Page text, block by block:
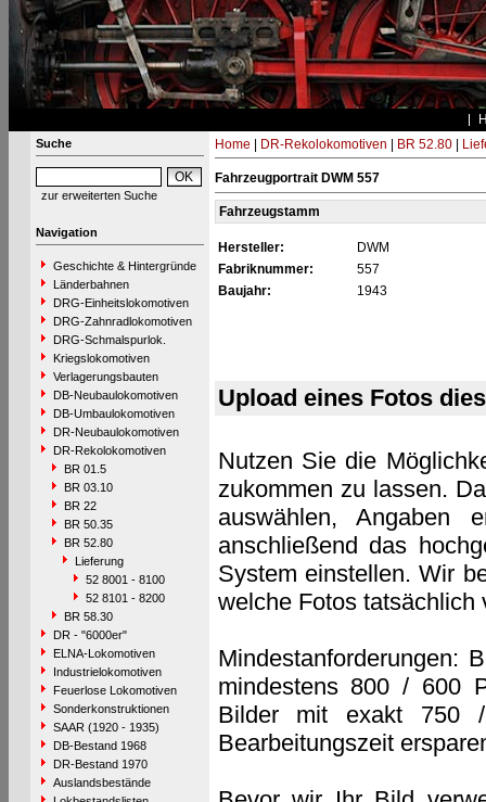
Suche
zur erweiterten Suche
Navigation
Geschichte & Hintergründe
Länderbahnen
DRG-Einheitslokomotiven
DRG-Zahnradlokomotiven
DRG-Schmalspurlok.
Kriegslokomotiven
Verlagerungsbauten
DB-Neubaulokomotiven
DB-Umbaulokomotiven
DR-Neubaulokomotiven
DR-Rekolokomotiven
BR 01.5
BR 03.10
BR 22
BR 50.35
BR 52.80
Lieferung
52 8001 - 8100
52 8101 - 8200
BR 58.30
DR - "6000er"
ELNA-Lokomotiven
Industrielokomotiven
Feuerlose Lokomotiven
Sonderkonstruktionen
SAAR (1920 - 1935)
DB-Bestand 1968
DR-Bestand 1970
Auslandsbestände
Home DR-Rekolokomotiven BR 52.80|
Fahrzeugportrait DWM 557
Fahrzeugstamm
Hersteller:
DWM
Fabriknummer:
557
Baujahr:
1943
Upload eines Fotos
Nutzen Sie die
zukommen zu lassen.
auswählen, Angaben
anschließend das
System einstellen. Wir
welche Fotos tatsächlich
Mindestanforderungen:
mindestens 800 / 600
Bilder mit exakt 750
Bearbeitungszeit